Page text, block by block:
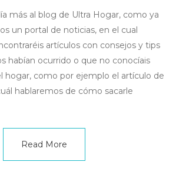
más al blog de Ultra Hogar, como ya
un portal de noticias, en el cual
artículos con consejos y tips
habían ocurrido o que no conocíais
hogar, como por ejemplo el artículo de
hablaremos de cómo sacarle
Read More